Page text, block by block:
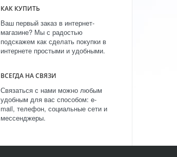
КАК КУПИТЬ
Ваш первый заказ в интернет-
магазине? Мы с радостью
подскажем как сделать покупки в
интернете простыми и удобными.
ВСЕГДА НА СВЯЗИ
Связаться с нами можно любым
удобным для вас способом: e-
mail, телефон, социальные сети и
мессенджеры.